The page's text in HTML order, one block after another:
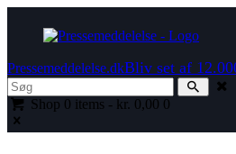
Pressemeddelelse.dkBliv set af
Shop 0 items - kr. 0,00 0